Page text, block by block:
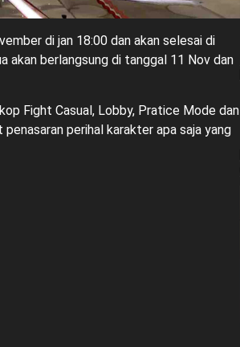
di jan 18:00 dan akan selesai di
akan berlangsung di tanggal 11 Nov dan
Fight Casual, Lobby, Pratice Mode dan
perihal karakter apa saja yang